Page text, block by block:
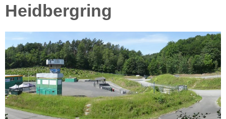
Heidbergring